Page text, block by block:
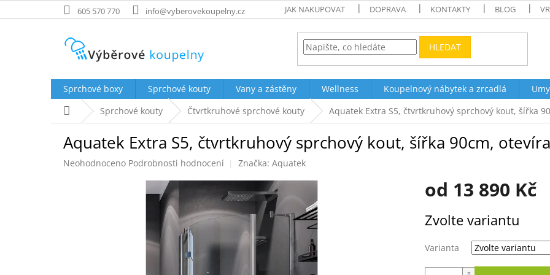
na
605 570 770 info@vyberovekoupelny.cz JAK NAKUPOVAT DOPRAVA KONTAKTY BLOG
HLEDAT
Sprchové boxy Sprchové kouty Vany a zástěny Wellness Koupelnový nábytek a zrcadlá
Domů Sprchové kouty Čtvrtkruhové sprchové kouty Aquatek Extra S5, čtvrtkruhový sprchový kout, šířka
Aquatek Extra S5, čtvrtkruhový sprchový kout, šířka 90cm,
Průměrné
Neohodnoceno Podrobnosti hodnocení Značka: Aquatek
od 13 890 Kč
cena:
Zvolte variantu
Varianta